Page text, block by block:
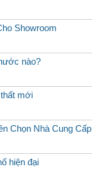
Showroom
nào?
mới
Chọn Nhà Cung
hiện đại